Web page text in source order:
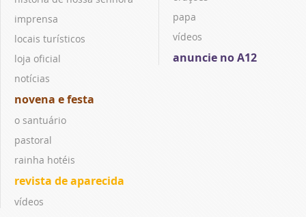
imprensa
locais turísticos
loja oficial
notícias
novena e festa
o santuário
pastoral
rainha hotéis
revista de aparecida
vídeos
papa
vídeos
anuncie no A12